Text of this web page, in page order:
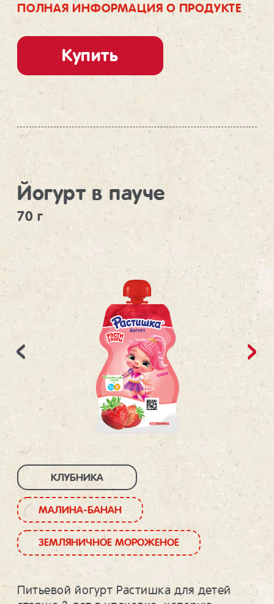
ПОЛНАЯ ИНФОРМАЦИЯ О ПРОДУКТЕ
Купить
Йогурт в пауче
70 г
КЛУБНИКА
МАЛИНА-БАНАН
ЗЕМЛЯНИЧНОЕ МОРОЖЕНОЕ
Питьевой йогурт Растишка для детей